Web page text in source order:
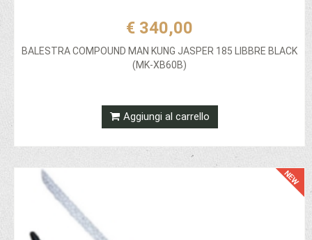
€ 340,00
BALESTRA COMPOUND MAN KUNG JASPER 185 LIBBRE BLACK
(MK-XB60B)
Aggiungi al carrello